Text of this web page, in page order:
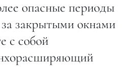
опасные периоды
закрытыми окнами
с собой